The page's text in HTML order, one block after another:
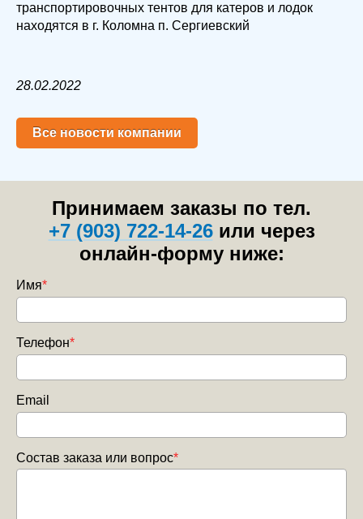
транспортировочных тентов для катеров и лодок
находятся в г. Коломна п. Сергиевский
28.02.2022
Все новости компании
Принимаем заказы по тел.
+7 (903) 722-14-26или через
онлайн-форму ниже:
Имя*
Телефон*
Email
Состав заказа или вопрос*